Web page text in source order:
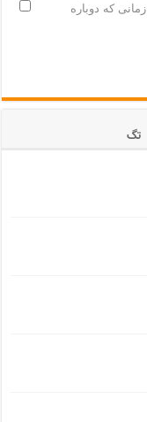
که دوباره
تگ